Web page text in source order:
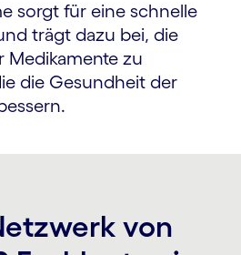
sorgt für eine schnelle
trägt dazu bei, die
Medikamente zu
die Gesundheit der
von